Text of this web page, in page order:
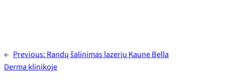
← Previous: Randų šalinimas lazeriu Kaune Bella
Derma klinikoje